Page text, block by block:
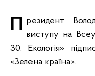
Президент Володимир Зеленський під час виступу на
30. Екологія»
«Зелена країна».